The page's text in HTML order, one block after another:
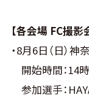
【各会場 FC撮影
・8月6日（日）
開始時間：14
参加選手：